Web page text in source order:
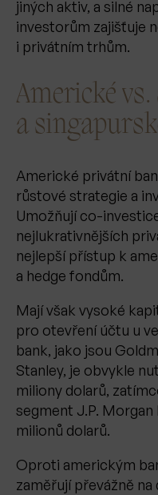
jiných aktiv, a silné
investorům zajišťuje
i privátním trhům.
Americké
a
Americké privátní
růstové strategie a
Umožňují co-
nejlukrativnějších
nejlepší přístup k
a hedge fondům.
Mají však vysoké
pro otevření účtu u
bank, jako jsou
Stanley, je obvykle
miliony dolarů,
segment J.P. Morgan
milionů dolarů.
Oproti americkým
zaměřují převážně